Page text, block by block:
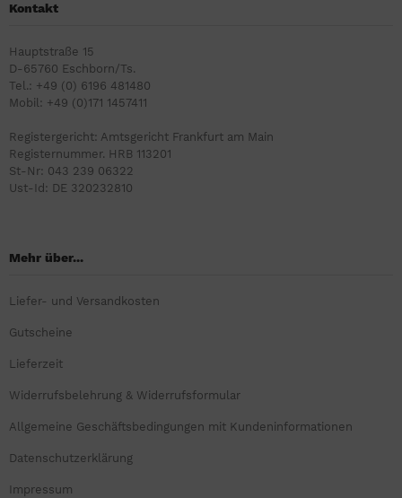
Kontakt
Hauptstraße 15
D-65760 Eschborn/Ts.
Tel.: +49 (0) 6196 481480
Mobil: +49 (0)171 1457411
Registergericht: Amtsgericht Frankfurt am Main
Registernummer. HRB 113201
St-Nr: 043 239 06322
Ust-Id: DE 320232810
Mehr über...
Liefer- und Versandkosten
Gutscheine
Lieferzeit
Widerrufsbelehrung & Widerrufsformular
Allgemeine Geschäftsbedingungen mit Kundeninformationen
Datenschutzerklärung
Impressum